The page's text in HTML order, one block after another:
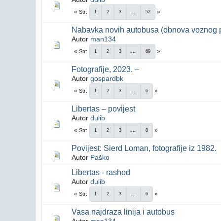
Str 1 2 3 ... 52
Nabavka novih autobusa (obnova voznog
Autor man134
Str 1 2 3 ... 69
Fotografije, 2023. –
Autor gospardbk
Str 1 2 3 ... 6
Libertas – povijest
Autor dulib
Str 1 2 3 ... 8
Povijest: Sierd Loman, fotografije iz 1982.
Autor Paško
Libertas - rashod
Autor dulib
Str 1 2 3 ... 6
Vasa najdraza linija i autobus